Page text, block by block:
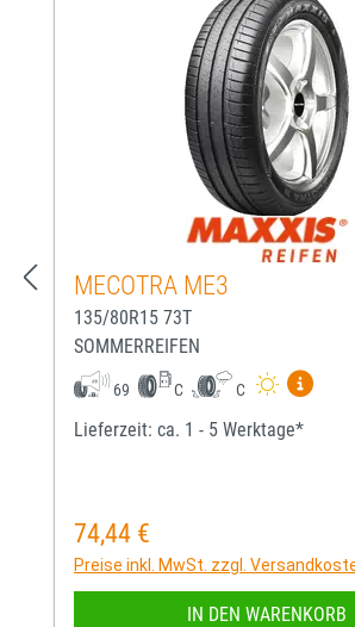
MECOTRA ME3
135/80R15 73T
SOMMERREIFEN
69 C C
Lieferzeit: ca. 1 - 5 Werktage*
Regulärer Preis:
74,44 €
Preise inkl. MwSt. zzgl.
IN DEN WARENKORB